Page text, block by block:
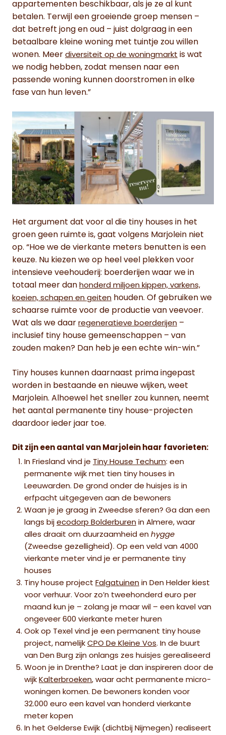
appartementen beschikbaar, als je ze al kunt
betalen. Terwijl een groeiende groep mensen –
dat betreft jong en oud – juist dolgraag in een
betaalbare kleine woning met tuintje zou willen
wonen. Meer diversiteit op de woningmarkt is wat
we nodig hebben, zodat mensen naar een
passende woning kunnen doorstromen in elke
fase van hun leven.”
Het argument dat voor al die tiny houses in het
groen geen ruimte is, gaat volgens Marjolein niet
op. “Hoe we de vierkante meters benutten is een
keuze. Nu kiezen we op heel veel plekken voor
intensieve veehouderij: boerderijen waar we in
totaal meer dan honderd miljoen kippen, varkens,
koeien, schapen en geiten houden. Of gebruiken we
schaarse ruimte voor de productie van veevoer.
Wat als we daar regeneratieve boerderijen –
inclusief tiny house gemeenschappen – van
zouden maken? Dan heb je een echte win-win.”
Tiny houses kunnen daarnaast prima ingepast
worden in bestaande en nieuwe wijken, weet
Marjolein. Alhoewel het sneller zou kunnen, neemt
het aantal permanente tiny house-projecten
daardoor ieder jaar toe.
Dit zijn een aantal van Marjolein haar favorieten:
In Friesland vind je Tiny House Techum: een
permanente wijk met tien tiny houses in
Leeuwarden. De grond onder de huisjes is in
erfpacht uitgegeven aan de bewoners
Waan je je graag in Zweedse sferen? Ga dan een
langs bij ecodorp Bolderburen in Almere, waar
alles draait om duurzaamheid en hygge
(Zweedse gezelligheid). Op een veld van 4000
vierkante meter vind je er permanente tiny
houses
Tiny house project Falgatuinen in Den Helder kiest
voor verhuur. Voor zo’n tweehonderd euro per
maand kun je – zolang je maar wil – een kavel van
ongeveer 600 vierkante meter huren
Ook op Texel vind je een permanent tiny house
project, namelijk CPO De Kleine Vos. In de buurt
van Den Burg zijn onlangs zes huisjes gerealiseerd
Woon je in Drenthe? Laat je dan inspireren door de
wijk Kalterbroeken, waar acht permanente micro-
woningen komen. De bewoners konden voor
32.000 euro een kavel van honderd vierkante
meter kopen
In het Gelderse Ewijk (dichtbij Nijmegen) realiseert